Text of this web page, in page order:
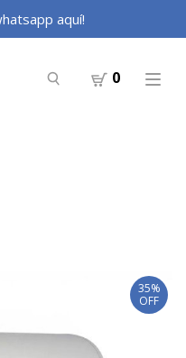
aquí!
0
35%
OFF